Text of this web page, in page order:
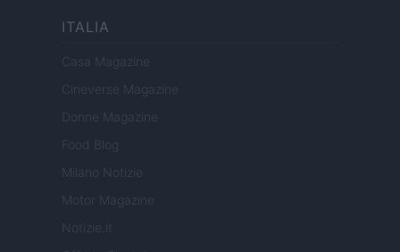
ITALIA
Casa Magazine
Cineverse Magazine
Donne Magazine
Food Blog
Milano Notizie
Motor Magazine
Notizie.it